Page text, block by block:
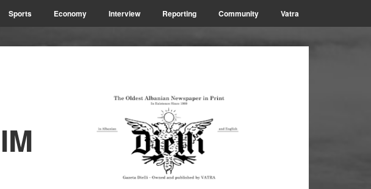
Sports Economy Interview Reporting Community Vatra